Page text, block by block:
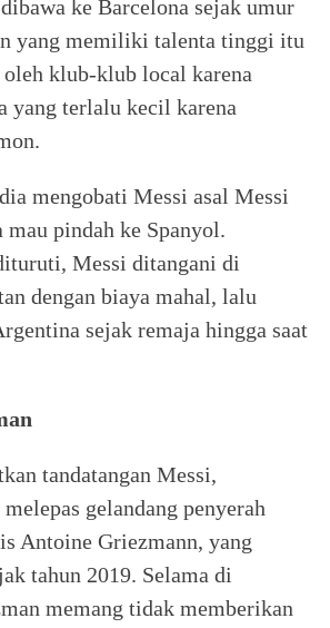
ke Barcelona sejak umur
yang memiliki talenta tinggi itu
klub-klub local karena
yang terlalu kecil karena
mengobati Messi asal Messi
mau pindah ke Spanyol.
Messi ditangani di
dengan biaya mahal, lalu
sejak remaja hingga saat
tandatangan Messi,
gelandang penyerah
Antoine Griezmann, yang
tahun 2019. Selama di
memang tidak memberikan